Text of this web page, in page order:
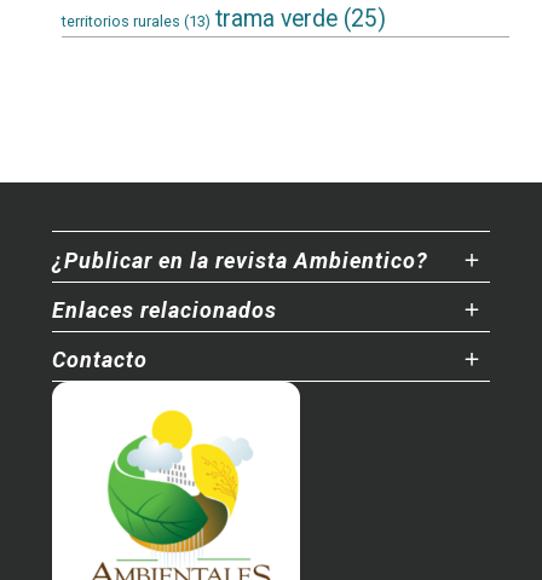
territorios rurales (13) trama verde(25)
¿Publicar en la revista Ambientico?
Enlaces relacionados
Contacto